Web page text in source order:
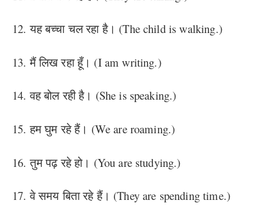
12. यह बच्चा चल रहा है। (The child is walking.)
13. मैं लिख रहा हूँ। (I am writing.)
14. वह बोल रही है। (She is speaking.)
15. हम घुम रहे हैं। (We are roaming.)
16. तुम पढ़ रहे हो। (You are studying.)
17. वे समय बिता रहे हैं। (They are spending time.)